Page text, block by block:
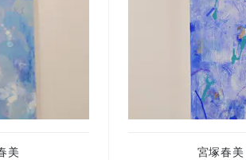
は日本を中心に中国、スペイン、スロベニアなど
美
宮塚春美